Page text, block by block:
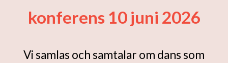
konferens 10 juni 2026
Vi samlas och samtalar om dans som